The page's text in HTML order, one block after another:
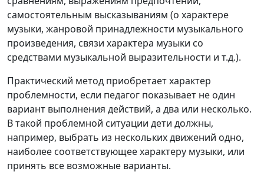
самостоятельным высказываниям (о характере
музыки, жанровой принадлежности музыкального
произведения, связи характера музыки со
средствами музыкальной выразительности и т.д.).
Практический метод приобретает характер
проблемности, если педагог показывает не один
вариант выполнения действий, а два или несколько.
В такой проблемной ситуации дети должны,
например, выбрать из нескольких движений одно,
наиболее соответствующее характеру музыки, или
принять все возможные варианты.